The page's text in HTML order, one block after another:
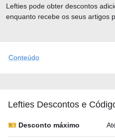
Conteúdo
Lefties Descontos e
🎫 Desconto máximo
Lefties pode obter descontos
enquanto recebe os seus artigos